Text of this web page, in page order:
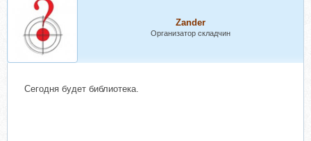
Zander
Организатор складчин
Сегодня будет библиотека.